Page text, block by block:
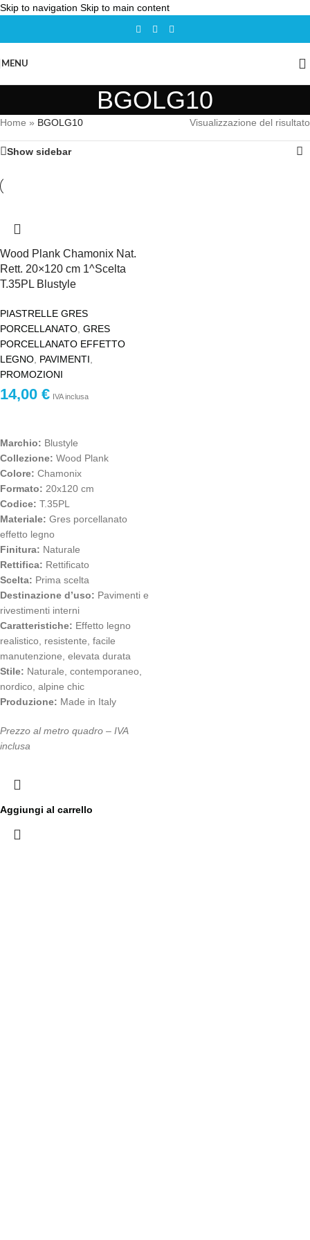
Skip to navigation Skip to main content
MENU
BGOLG10
Home » BGOLG10 Visualizzazione del risultato
Show sidebar
Wood Plank Chamonix Nat.
Rett. 20×120 cm 1^Scelta
T.35PL Blustyle
PIASTRELLE GRES
PORCELLANATO GRES
PORCELLANATO EFFETTO
LEGNO PAVIMENTI
PROMOZIONI
14,00 € IVA inclusa
Marchio: Blustyle
Collezione: Wood Plank
Colore: Chamonix
Formato: 20x120 cm
Codice: T.35PL
Materiale: Gres porcellanato
effetto legno
Finitura: Naturale
Rettifica: Rettificato
Scelta: Prima scelta
Destinazione d’uso: Pavimenti e
rivestimenti interni
Caratteristiche: Effetto legno
realistico, resistente, facile
manutenzione, elevata durata
Stile: Naturale, contemporaneo,
nordico, alpine chic
Produzione: Made in Italy
Prezzo al metro quadro – IVA
inclusa
Aggiungi al carrello